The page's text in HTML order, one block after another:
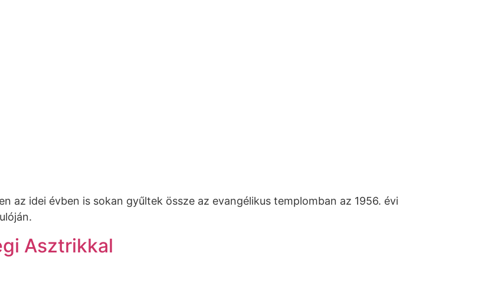
az idei évben is sokan gyűltek össze az evangélikus templomban az 1956. évi
Asztrikkal